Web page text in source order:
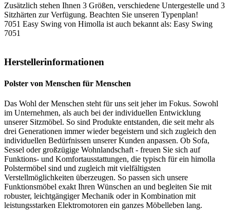
Zusätzlich stehen Ihnen 3 Größen, verschiedene Untergestelle und 3
Sitzhärten zur Verfügung. Beachten Sie unseren Typenplan!
7051 Easy Swing von Himolla ist auch bekannt als: Easy Swing
7051
Herstellerinformationen
Polster von Menschen für Menschen
Das Wohl der Menschen steht für uns seit jeher im Fokus. Sowohl
im Unternehmen, als auch bei der individuellen Entwicklung
unserer Sitzmöbel. So sind Produkte entstanden, die seit mehr als
drei Generationen immer wieder begeistern und sich zugleich den
individuellen Bedürfnissen unserer Kunden anpassen. Ob Sofa,
Sessel oder großzügige Wohnlandschaft - freuen Sie sich auf
Funktions- und Komfortausstattungen, die typisch für ein himolla
Polstermöbel sind und zugleich mit vielfältigsten
Verstellmöglichkeiten überzeugen. So passen sich unsere
Funktionsmöbel exakt Ihren Wünschen an und begleiten Sie mit
robuster, leichtgängiger Mechanik oder in Kombination mit
leistungsstarken Elektromotoren ein ganzes Möbelleben lang.